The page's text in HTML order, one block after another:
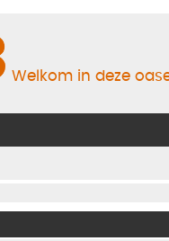
Welkom in deze